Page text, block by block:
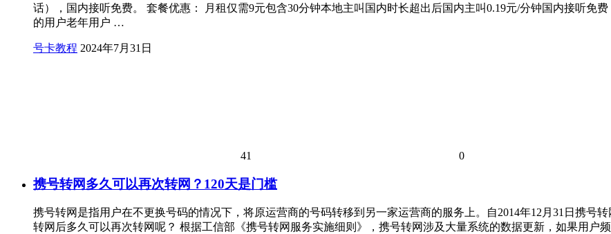
话），国内接听免费。 套餐优惠： 月租仅需9元包含30分钟本地主叫国内时长超出后国内主叫0.19元/分钟国内接听免
的用户老年用户 …
号卡教程 2024年7月31日
41 0
携号转网多久可以再次转网？120天是门槛
携号转网是指用户在不更换号码的情况下，将原运营商的号码转移到另一家运营商的服务上。自2014年12月31日携号
转网后多久可以再次转网呢？ 根据工信部《携号转网服务实施细则》，携号转网涉及大量系统的数据更新，如果用户